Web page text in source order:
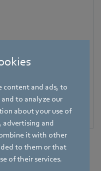
content and ads, to
to analyze our
about your use of
advertising and
it with other
to them or that
of their services.